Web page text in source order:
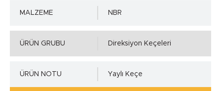
MALZEME NBR
ÜRÜN GRUBU Direksiyon Keçeleri
ÜRÜN NOTU Yaylı Keçe